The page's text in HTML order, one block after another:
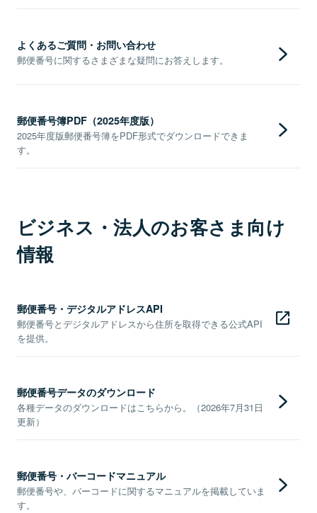
よくあるご質問・お問い合わせ
郵便番号に関するさまざまな疑問にお答えします。
郵便番号簿PDF（2025年度版）
2025年度版郵便番号簿をPDF形式でダウンロードできま
す。
ビジネス・法人のお客さま向け
情報
郵便番号・デジタルアドレスAPI
郵便番号とデジタルアドレスから住所を取得できる公式API
を提供。
郵便番号データのダウンロード
各種データのダウンロードはこちらから。（2026年7月31日
更新）
郵便番号・バーコードマニュアル
郵便番号や、バーコードに関するマニュアルを掲載していま
す。